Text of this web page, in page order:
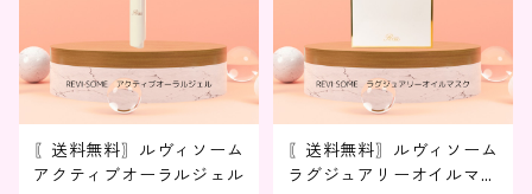
〖送料無料〗ルヴィソーム
アクティブオーラルジェル
〖送料無料〗ルヴィソーム
ラグジュアリーオイルマス